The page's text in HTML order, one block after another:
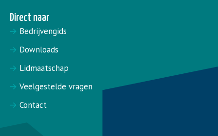
Direct naar
Bedrijvengids
Downloads
Lidmaatschap
Veelgestelde vragen
Contact